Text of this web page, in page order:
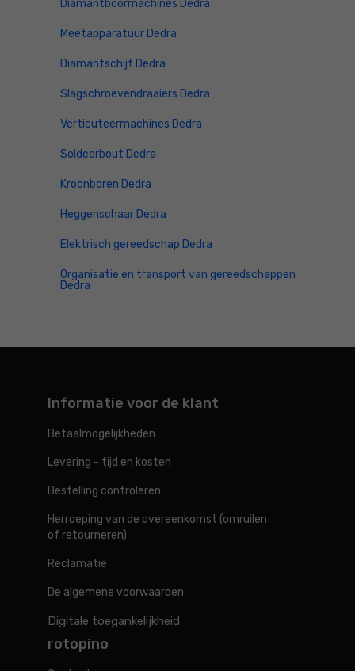
Diamantboormachines Dedra
Meetapparatuur Dedra
Diamantschijf Dedra
Slagschroevendraaiers Dedra
Verticuteermachines Dedra
Soldeerbout Dedra
Kroonboren Dedra
Heggenschaar Dedra
Elektrisch gereedschap Dedra
Organisatie en transport van gereedschappen
Dedra
Informatie voor de klant
Betaalmogelijkheden
Levering - tijd en kosten
Bestelling controleren
Herroeping van de overeenkomst (omruilen
of retourneren)
Reclamatie
De algemene voorwaarden
Digitale toegankelijkheid
rotopino